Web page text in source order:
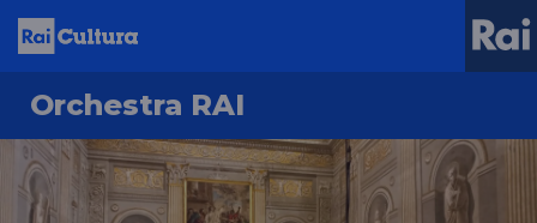
Orchestra RAI